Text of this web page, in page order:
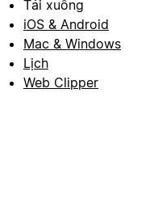
Tải xuống
iOS & Android
Mac & Windows
Lịch
Web Clipper